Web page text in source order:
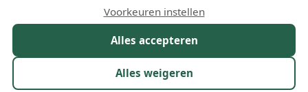
Kleur 1
14 resultaten:
Alles accepteren
Alles weigeren
Voorkeuren instellen